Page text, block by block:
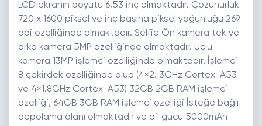
LCD ekranın boyutu 6,53 inç olmaktadır. Çözünürlük
720 x 1600 piksel ve inç başına piksel yoğunluğu 269
ppi özelliğinde olmaktadır. Selfie Ön kamera tek ve
arka kamera 5MP özelliğinde olmaktadır. Üçlü
kamera 13MP işlemci özelliğinde olmaktadır. İşlemci
8 çekirdek özelliğinde olup (4×2. 3GHz Cortex-A53
ve 4×1.8GHz Cortex-A53) 32GB 2GB RAM işlemci
özelliği, 64GB 3GB RAM işlemci özelliği İsteğe bağlı
depolama alanı olmaktadır ve pil gücü 5000mAh